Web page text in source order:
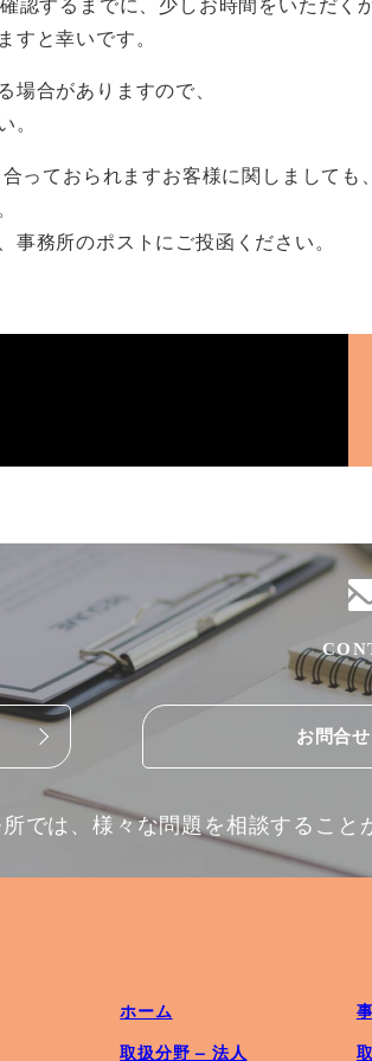
と幸いです。
合がありますので、
っておられますお客様に関しましても、
務所のポストにご投函ください。
お問合
では、様々な問題を相談するこ
ホーム
取扱分野 – 法人